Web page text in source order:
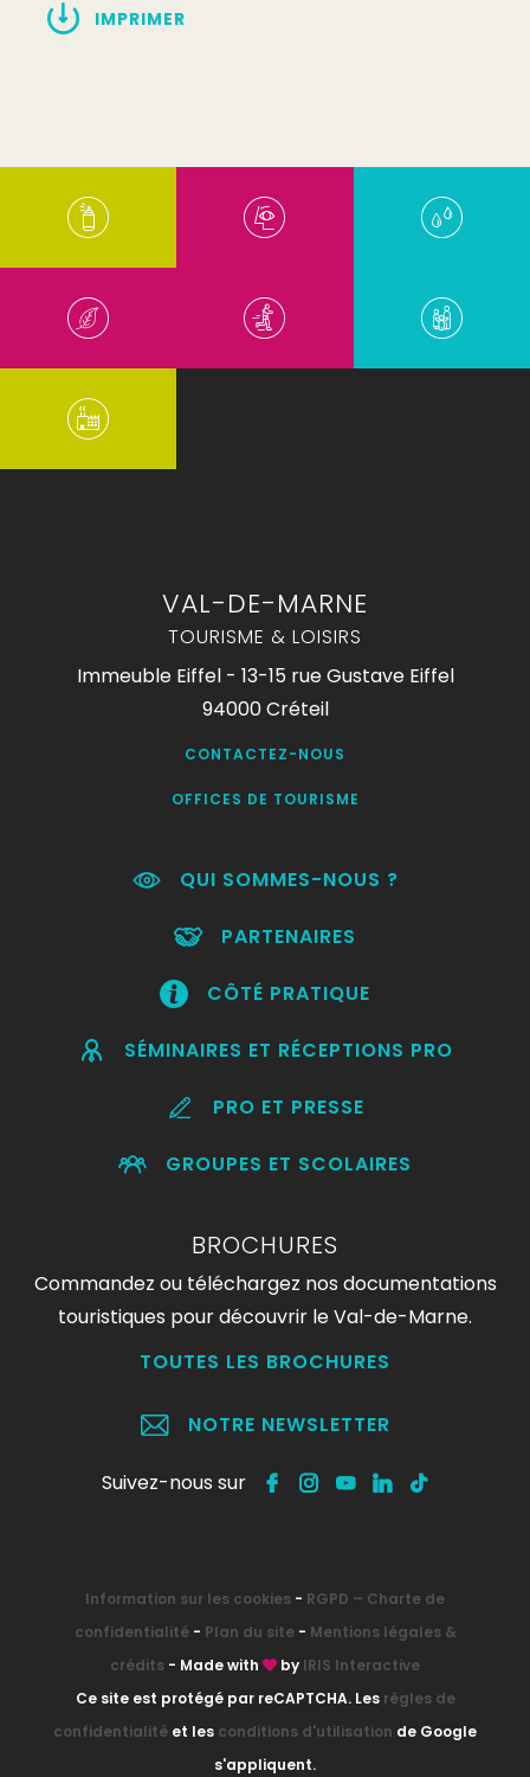
IMPRIMER
VAL-DE-MARNE
TOURISME & LOISIRS
Immeuble Eiffel - 13-15 rue Gustave Eiffel
94000 Créteil
CONTACTEZ-NOUS
OFFICES DE TOURISME
QUI SOMMES-NOUS ?
PARTENAIRES
CÔTÉ PRATIQUE
SÉMINAIRES ET RÉCEPTIONS PRO
PRO ET PRESSE
GROUPES ET SCOLAIRES
BROCHURES
Commandez ou téléchargez nos documentations
touristiques pour découvrir le Val-de-Marne.
TOUTES LES BROCHURES
NOTRE NEWSLETTER
Suivez-nous sur
Information sur les cookies - RGPD – Charte de
confidentialité- Plan du site- Mentions légales &
crédits - Made with by IRIS Interactive
Ce site est protégé par reCAPTCHA. Les règles de
confidentialité et les conditions d'utilisation de Google
s'appliquent.